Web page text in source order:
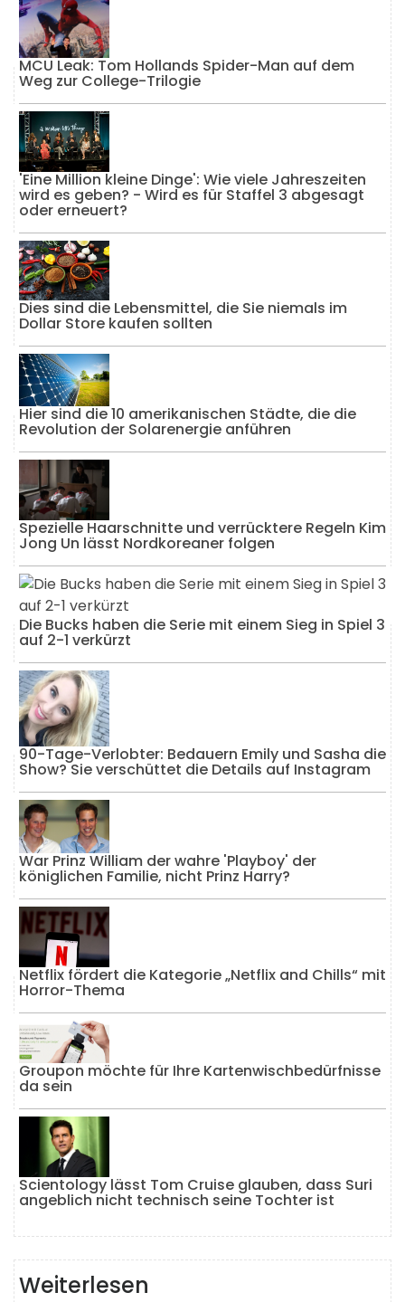
MCU Leak: Tom Hollands Spider-Man auf dem
Weg zur College-Trilogie
'Eine Million kleine Dinge': Wie viele Jahreszeiten
wird es geben? - Wird es für Staffel 3 abgesagt
oder erneuert?
Dies sind die Lebensmittel, die Sie niemals im
Dollar Store kaufen sollten
Hier sind die 10 amerikanischen Städte, die die
Revolution der Solarenergie anführen
Spezielle Haarschnitte und verrücktere Regeln Kim
Jong Un lässt Nordkoreaner folgen
Die Bucks haben die Serie mit einem Sieg in Spiel 3
auf 2-1 verkürzt
90-Tage-Verlobter: Bedauern Emily und Sasha die
Show? Sie verschüttet die Details auf Instagram
War Prinz William der wahre 'Playboy' der
königlichen Familie, nicht Prinz Harry?
Netflix fördert die Kategorie „Netflix and Chills“ mit
Horror-Thema
Groupon möchte für Ihre Kartenwischbedürfnisse
da sein
Scientology lässt Tom Cruise glauben, dass Suri
angeblich nicht technisch seine Tochter ist
Weiterlesen